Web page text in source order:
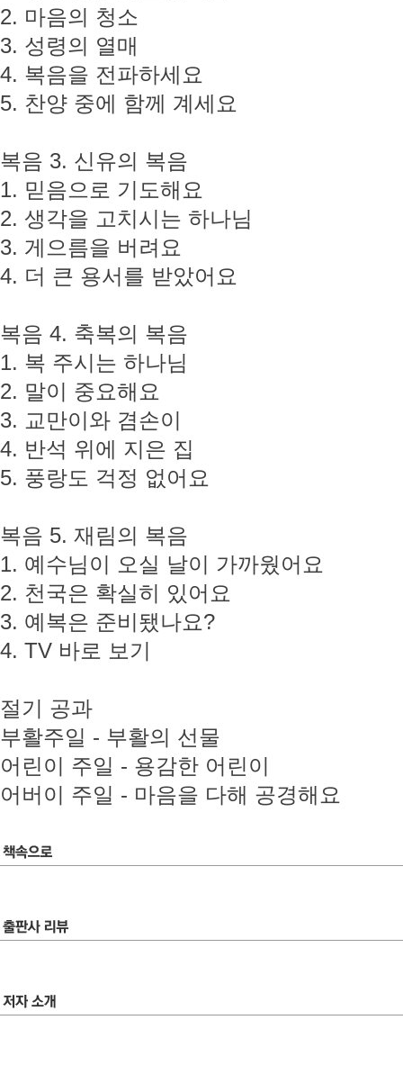
2. 마음의 청소
3. 성령의 열매
4. 복음을 전파하세요
5. 찬양 중에 함께 계세요
복음 3. 신유의 복음
1. 믿음으로 기도해요
2. 생각을 고치시는 하나님
3. 게으름을 버려요
4. 더 큰 용서를 받았어요
복음 4. 축복의 복음
1. 복 주시는 하나님
2. 말이 중요해요
3. 교만이와 겸손이
4. 반석 위에 지은 집
5. 풍랑도 걱정 없어요
복음 5. 재림의 복음
1. 예수님이 오실 날이 가까웠어요
2. 천국은 확실히 있어요
3. 예복은 준비됐나요?
4. TV 바로 보기
절기 공과
부활주일 - 부활의 선물
어린이 주일 - 용감한 어린이
어버이 주일 - 마음을 다해 공경해요